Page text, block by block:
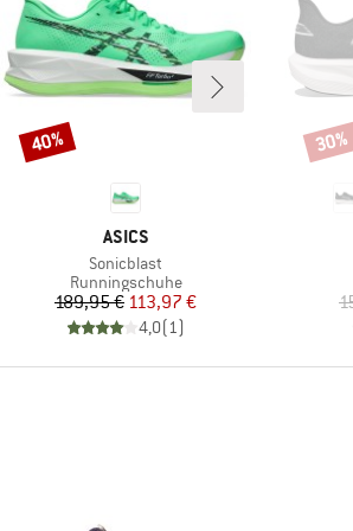
MARKE
ASICS
Artikel
Sonicblast
Produktgruppe
Runningschuhe
Preis
189,95 €reduzierter Preis
113,97 €
4,0(1)
Rabatt
40% 30%